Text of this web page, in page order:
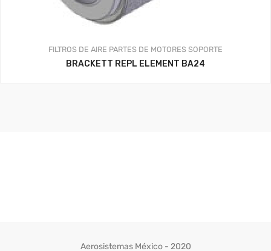
FILTROS DE AIRE PARTES DE MOTORES SOPORTE
BRACKETT REPL ELEMENT BA24
Aerosistemas México - 2020